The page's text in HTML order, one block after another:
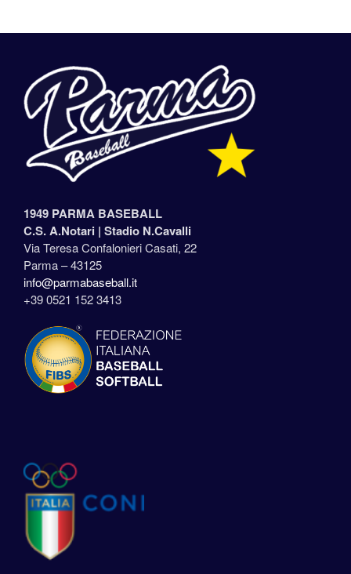
1949 PARMA BASEBALL
C.S. A.Notari | Stadio N.Cavalli
Via Teresa Confalonieri Casati, 22
Parma – 43125
info@parmabaseball.it
+39 0521 152 3413